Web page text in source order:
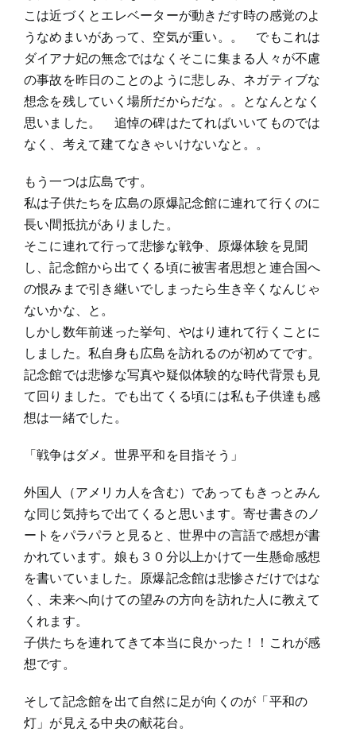
こは近づくとエレベーターが動きだす時の感覚のよ
うなめまいがあって、空気が重い。。 でもこれは
ダイアナ妃の無念ではなくそこに集まる人々が不慮
の事故を昨日のことのように悲しみ、ネガティブな
想念を残していく場所だからだな。。となんとなく
思いました。 追悼の碑はたてればいいてものでは
なく、考えて建てなきゃいけないなと。。
もう一つは広島です。
私は子供たちを広島の原爆記念館に連れて行くのに
長い間抵抗がありました。
そこに連れて行って悲惨な戦争、原爆体験を見聞
し、記念館から出てくる頃に被害者思想と連合国へ
の恨みまで引き継いでしまったら生き辛くなんじゃ
ないかな、と。
しかし数年前迷った挙句、やはり連れて行くことに
しました。私自身も広島を訪れるのが初めてです。
記念館では悲惨な写真や疑似体験的な時代背景も見
て回りました。でも出てくる頃には私も子供達も感
想は一緒でした。
「戦争はダメ。世界平和を目指そう」
外国人（アメリカ人を含む）であってもきっとみん
な同じ気持ちで出てくると思います。寄せ書きのノ
ートをパラパラと見ると、世界中の言語で感想が書
かれています。娘も３０分以上かけて一生懸命感想
を書いていました。原爆記念館は悲惨さだけではな
く、未来へ向けての望みの方向を訪れた人に教えて
くれます。
子供たちを連れてきて本当に良かった！！これが感
想です。
そして記念館を出て自然に足が向くのが「平和の
灯」が見える中央の献花台。